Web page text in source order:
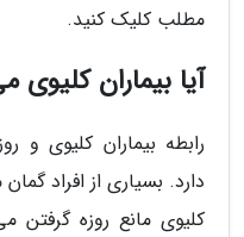
مطلب کلیک کنید.
آیا بیماران کلیوی
رابطه بیماران کلیوی و
دارد. بسیاری از افراد
کلیوی مانع روزه گرفتن